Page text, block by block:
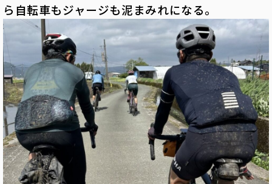
ら自転車もジャージも泥まみれになる。